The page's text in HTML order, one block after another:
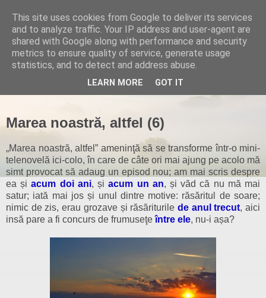
Marea noastră, altfel (6)
„Marea noastră, altfel” ameninţă să se transforme într-o mini-
telenovelă ici-colo, în care de câte ori mai ajung pe acolo mă
simt provocat să adaug un episod nou; am mai scris despre
ea șiacum doi ani, șiacum un an, și văd că nu mă mai
satur; iată mai jos și unul dintre motive: răsăritul de soare;
nimic de zis, erau grozave și răsăriturile de anul trecut, aici
insă pare a fi concurs de frumuseţeîntre ele, nu-i așa?
This site uses cookies from Google to deliver its services
and to analyze traffic. Your IP address and user-agent are
shared with Google along with performance and security
metrics to ensure quality of service, generate usage
statistics, and to detect and address abuse.
LEARN MORE GOT IT